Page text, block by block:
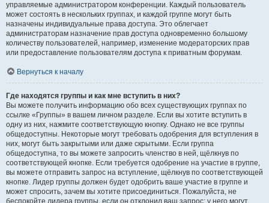
управляемые администратором конференции. Каждый пользователь
может состоять в нескольких группах, и каждой группе могут быть
назначены индивидуальные права доступа. Это облегчает
администраторам назначение прав доступа одновременно большому
количеству пользователей, например, изменение модераторских прав
или предоставление пользователям доступа к приватным форумам.
Вернуться к началу
Где находятся группы и как мне вступить в них?
Вы можете получить информацию обо всех существующих группах по
ссылке «Группы» в вашем личном разделе. Если вы хотите вступить в
одну из них, нажмите соответствующую кнопку. Однако не все группы
общедоступны. Некоторые могут требовать одобрения для вступления в
них, могут быть закрытыми или даже скрытыми. Если группа
общедоступна, то вы можете запросить членство в ней, щёлкнув по
соответствующей кнопке. Если требуется одобрение на участие в группе,
вы можете отправить запрос на вступление, щёлкнув по соответствующей
кнопке. Лидер группы должен будет одобрить ваше участие в группе и
может спросить, зачем вы хотите присоединиться. Пожалуйста, не
беспокойте лидера группы, если он отклонил ваш запрос; у него могут